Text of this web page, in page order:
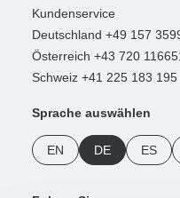
Kundenservice
Deutschland +49 157
Österreich +43 720
Schweiz +41 225 183 195
Sprache auswählen
EN DE ES